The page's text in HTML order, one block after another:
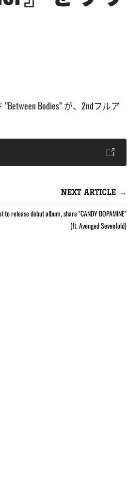
Bodies” が、2ndフルア
NEXT ARTICLE →
to release debut album, share "CANDY DOPAMINE"
(ft. Avenged Sevenfold)